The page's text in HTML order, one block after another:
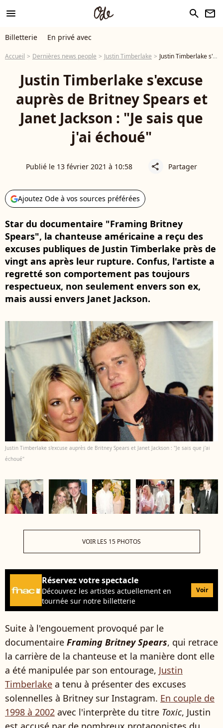
menu search newsletter
Billetterie En privé avec
Accueil Dernières news people Justin Timberlake Justin Timberlake s'excuse auprès de Britney Spears et Janet Jackson : "Je sais que j'ai échoué"
Justin Timberlake s'excuse
auprès de Britney Spears et
Janet Jackson : "Je sais que
j'ai échoué"
Publié le 13 février 2021 à 10:58 share Partager
Ajoutez Ode à vos sources préférées
Star du documentaire "Framing Britney
Spears", la chanteuse américaine a reçu des
excuses publiques de Justin Timberlake près de
vingt ans après leur rupture. Confus, l'artiste a
regretté son comportement pas toujours
respectueux, non seulement envers son ex,
mais aussi envers Janet Jackson.
Justin Timberlake s'excuse auprès de Britney Spears et Janet Jackson : "Je sais que j'ai
échoué"
VOIR LES 15 PHOTOS
Réservez votre spectacle
Découvrez les artistes actuellement en
tournée sur notre billetterie
Voir
Suite à l'engouement provoqué par le
documentaire Framing Britney Spears, qui retrace
la carrière de la chanteuse et la manière dont elle
a été manipulée par son entourage, Justin
Timberlake a tenu à présenter des excuses
solennelles à Britney sur Instagram. En couple de
1998 à 2002 avec l'interprète du titre Toxic, Justin